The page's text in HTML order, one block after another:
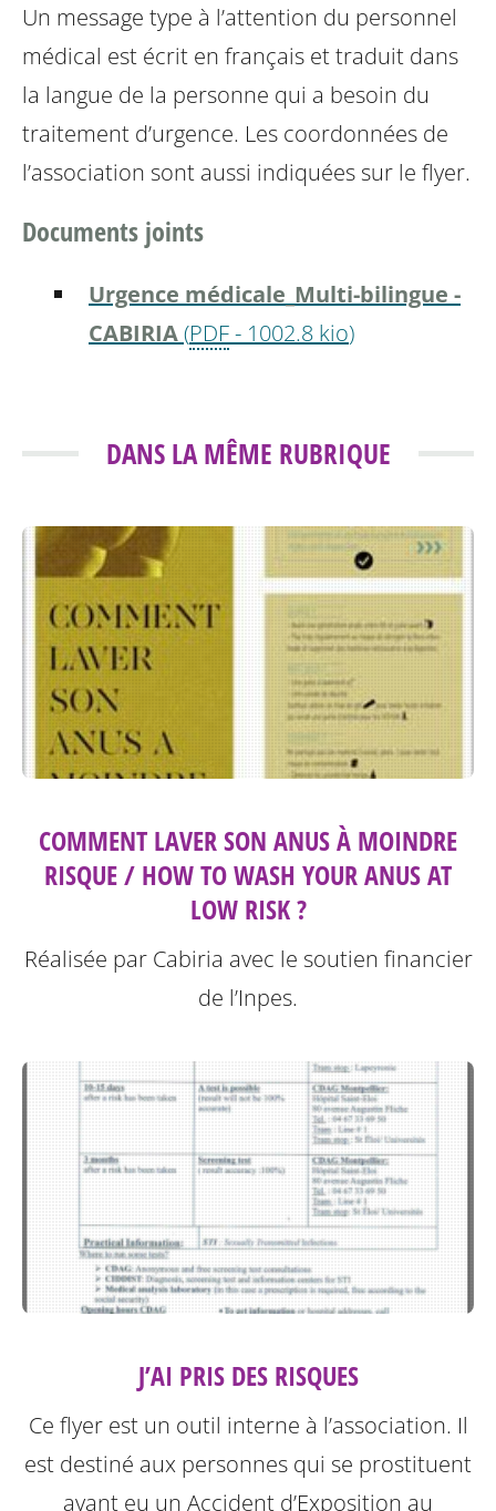
Un message type à l’attention du personnel
médical est écrit en français et traduit dans
la langue de la personne qui a besoin du
traitement d’urgence. Les coordonnées de
l’association sont aussi indiquées sur le flyer.
Documents joints
Urgence médicale_Multi-bilingue -
CABIRIA(PDF- 1002.8 kio)
DANS LA MÊME RUBRIQUE
COMMENT LAVER SON ANUS À MOINDRE
RISQUE / HOW TO WASH YOUR ANUS AT
LOW RISK ?
Réalisée par Cabiria avec le soutien financier
de l’Inpes.
J’AI PRIS DES RISQUES
Ce flyer est un outil interne à l’association. Il
est destiné aux personnes qui se prostituent
ayant eu un Accident d’Exposition au